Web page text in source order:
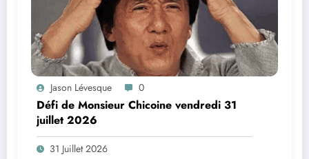
Jason Lévesque 0
Défi de Monsieur Chicoine vendredi 31
juillet 2026
31 Juillet 2026